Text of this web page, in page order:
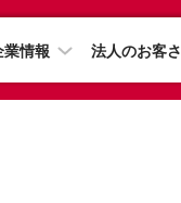
業情報 法人のお客